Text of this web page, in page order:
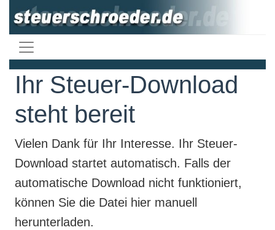
Ihr Steuer-Download
steht bereit
Vielen Dank für Ihr Interesse. Ihr Steuer-
Download startet automatisch. Falls der
automatische Download nicht funktioniert,
können Sie die Datei hier manuell
herunterladen.